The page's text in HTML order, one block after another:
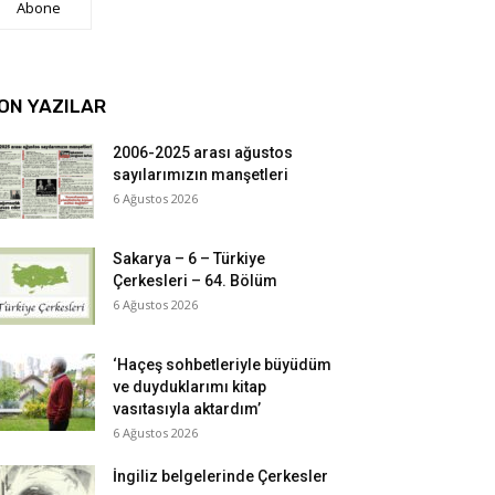
Abone
YAZILAR
2006-2025 arası ağustos
sayılarımızın manşetleri
6 Ağustos 2026
Sakarya – 6 – Türkiye
Çerkesleri – 64. Bölüm
6 Ağustos 2026
‘Haçeş sohbetleriyle büyüdüm
ve duyduklarımı kitap
vasıtasıyla aktardım’
6 Ağustos 2026
İngiliz belgelerinde Çerkesler